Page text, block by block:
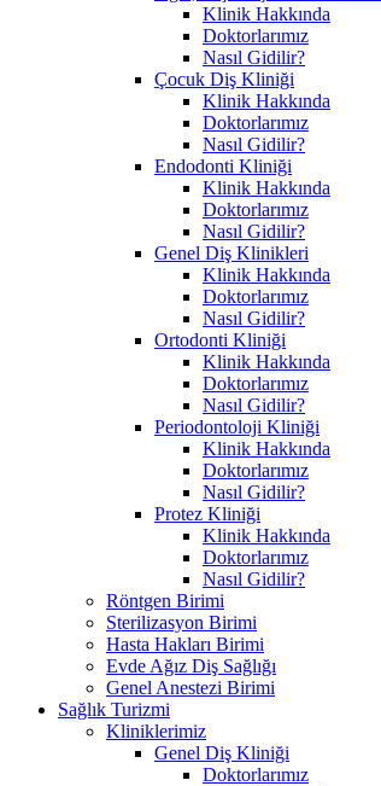
Klinik Hakkında
Doktorlarımız
Nasıl Gidilir?
Çocuk Diş Kliniği
Klinik Hakkında
Doktorlarımız
Nasıl Gidilir?
Endodonti Kliniği
Klinik Hakkında
Doktorlarımız
Nasıl Gidilir?
Genel Diş Klinikleri
Klinik Hakkında
Doktorlarımız
Nasıl Gidilir?
Ortodonti Kliniği
Klinik Hakkında
Doktorlarımız
Nasıl Gidilir?
Periodontoloji Kliniği
Klinik Hakkında
Doktorlarımız
Nasıl Gidilir?
Protez Kliniği
Klinik Hakkında
Doktorlarımız
Nasıl Gidilir?
Röntgen Birimi
Sterilizasyon Birimi
Hasta Hakları Birimi
Evde Ağız Diş Sağlığı
Genel Anestezi Birimi
Sağlık Turizmi
Kliniklerimiz
Genel Diş Kliniği
Doktorlarımız